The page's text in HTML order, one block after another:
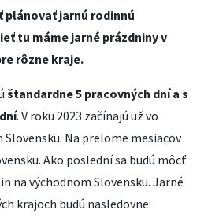
plánovať jarnú rodinnú
tu máme jarné prázdniny v
rôzne kraje.
štandardne 5 pracovných dní a s
. V roku 2023 začínajú už vo
Na prelome mesiacov
Ako poslední sa budú môcť
na východnom Slovensku. Jarné
krajoch budú nasledovne: